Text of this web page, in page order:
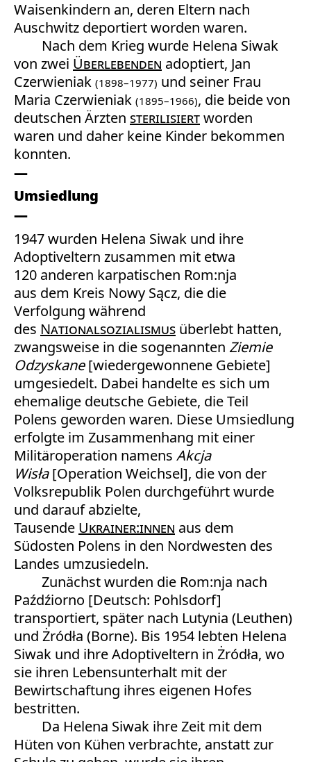
Waisenkindern an, deren Eltern nach
Auschwitz deportiert worden waren.
Nach dem Krieg wurde Helena Siwak
von zwei Überlebenden adoptiert, Jan
Czerwieniak (1898–1977) und seiner Frau
Maria Czerwieniak (1895–1966), die beide von
deutschen Ärzten sterilisiertworden
waren und daher keine Kinder bekommen
konnten.
Umsiedlung
1947 wurden Helena Siwak und ihre
Adoptiveltern zusammen mit etwa
120 anderen karpatischen Rom:nja
aus dem Kreis Nowy Sącz, die die
Verfolgung während
des Nationalsozialismus überlebt hatten,
zwangsweise in die sogenannten Ziemie
Odzyskane[wiedergewonnene Gebiete]
umgesiedelt. Dabei handelte es sich um
ehemalige deutsche Gebiete, die Teil
Polens geworden waren. Diese Umsiedlung
erfolgte im Zusammenhang mit einer
Militäroperation namens Akcja
Wisła[Operation Weichsel], die von der
Volksrepublik Polen durchgeführt wurde
und darauf abzielte,
Tausende Ukrainer:innen aus dem
Südosten Polens in den Nordwesten des
Landes umzusiedeln.
Zunächst wurden die Rom:nja nach
Paźdźiorno [Deutsch: Pohlsdorf]
transportiert, später nach Lutynia (Leuthen)
und Żródła (Borne). Bis 1954 lebten Helena
Siwak und ihre Adoptiveltern in Żródła, wo
sie ihren Lebensunterhalt mit der
Bewirtschaftung ihres eigenen Hofes
bestritten.
Da Helena Siwak ihre Zeit mit dem
Hüten von Kühen verbrachte, anstatt zur